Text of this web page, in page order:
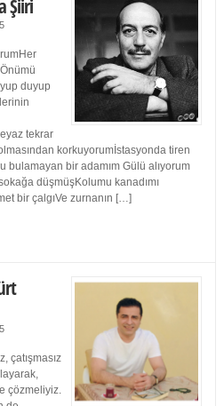
Şiiri
duyup
tekrar
korkuyorumİstasyonda tiren
bulamayan bir adamım Gülü alıyorum
düşmüşKolumu kanadımı
bir çalgıVe zurnanın […]
çatışmasız
çözmeliyiz.